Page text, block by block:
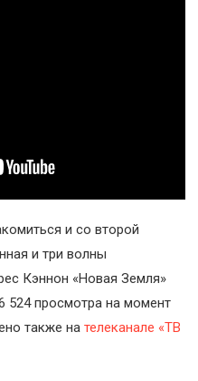
и со второй
и три волны
Кэннон «Новая Земля»
524 просмотра на момент
также на телеканале «ТВ